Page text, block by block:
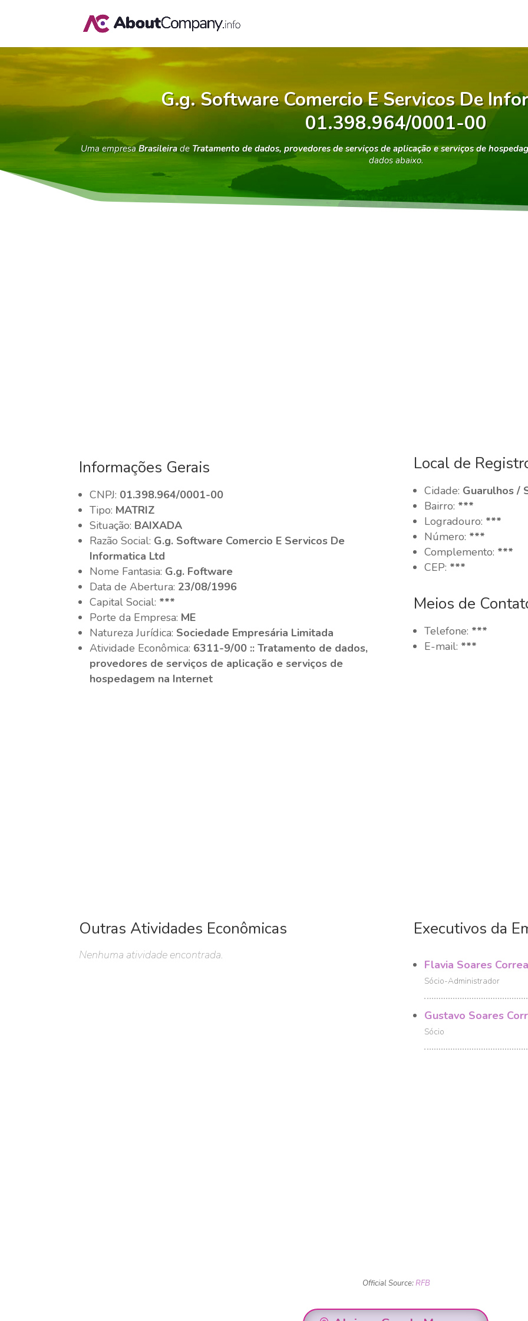
G.g. Software Comercio E Servicos De
01.398.964/0001-00
Uma empresaBrasileira de Tratamento de dados, provedores de serviços de aplicação e serviços de
dados abaixo.
Informações Gerais
CNPJ: 01.398.964/0001-00
Tipo: MATRIZ
Situação: BAIXADA
Razão Social: G.g. Software Comercio E Servicos De
Informatica Ltd
Nome Fantasia: G.g. Foftware
Data de Abertura: 23/08/1996
Capital Social: ***
Porte da Empresa: ME
Natureza Jurídica: Sociedade Empresária Limitada
Atividade Econômica: 6311-9/00 :: Tratamento de dados,
provedores de serviços de aplicação e serviços de
hospedagem na Internet
Local de
Cidade: Guarulhos /
Bairro: ***
Logradouro: ***
Número: ***
Complemento: ***
CEP: ***
Meios de
Telefone: ***
E-mail: ***
Outras Atividades Econômicas
Nenhuma atividade encontrada.
Executivos da
Flavia Soares
Sócio-Administrador
Gustavo Soares
Sócio
Official Source:RFB